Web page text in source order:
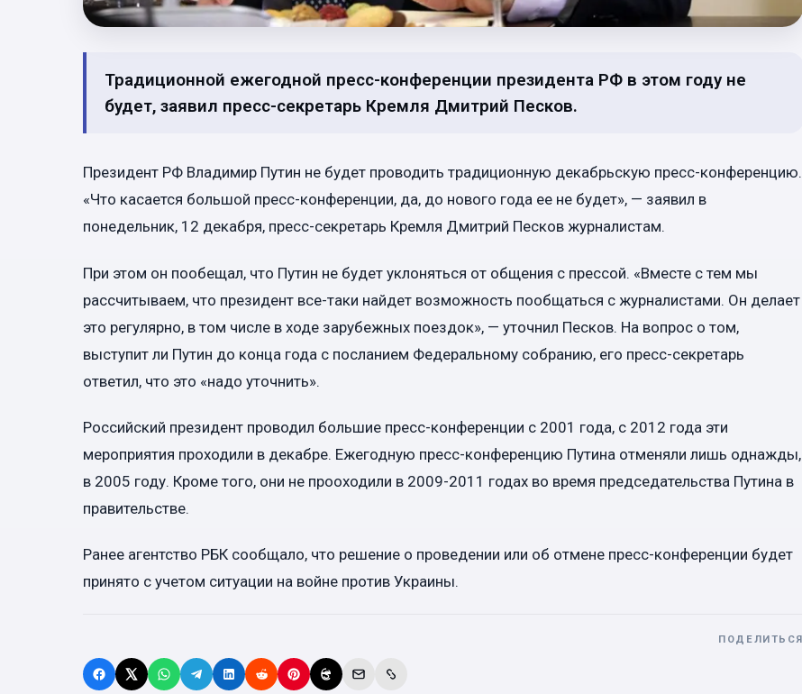
Традиционной ежегодной пресс-конференции президента РФ в этом году не
будет, заявил пресс-секретарь Кремля Дмитрий Песков.
Президент РФ Владимир Путин не будет проводить традиционную декабрьскую пресс-конференцию.
«Что касается большой пресс-конференции, да, до нового года ее не будет», — заявил в
понедельник, 12 декабря, пресс-секретарь Кремля Дмитрий Песков журналистам.
При этом он пообещал, что Путин не будет уклоняться от общения с прессой. «Вместе с тем мы
рассчитываем, что президент все-таки найдет возможность пообщаться с журналистами. Он делает
это регулярно, в том числе в ходе зарубежных поездок», — уточнил Песков. На вопрос о том,
выступит ли Путин до конца года с посланием Федеральному собранию, его пресс-секретарь
ответил, что это «надо уточнить».
Российский президент проводил большие пресс-конференции с 2001 года, с 2012 года эти
мероприятия проходили в декабре. Ежегодную пресс-конференцию Путина отменяли лишь однажды,
в 2005 году. Кроме того, они не прооходили в 2009-2011 годах во время председательства Путина в
правительстве.
Ранее агентство РБК сообщало, что решение о проведении или об отмене пресс-конференции будет
принято с учетом ситуации на войне против Украины.
ПОДЕЛИТЬСЯ